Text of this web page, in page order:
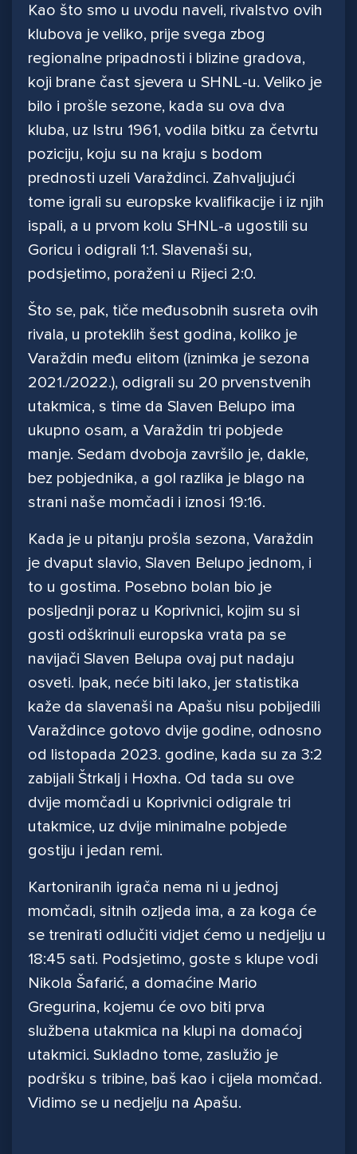
Kao što smo u uvodu naveli, rivalstvo ovih
klubova je veliko, prije svega zbog
regionalne pripadnosti i blizine gradova,
koji brane čast sjevera u SHNL-u. Veliko je
bilo i prošle sezone, kada su ova dva
kluba, uz Istru 1961, vodila bitku za četvrtu
poziciju, koju su na kraju s bodom
prednosti uzeli Varaždinci. Zahvaljujući
tome igrali su europske kvalifikacije i iz njih
ispali, a u prvom kolu SHNL-a ugostili su
Goricu i odigrali 1:1. Slavenaši su,
podsjetimo, poraženi u Rijeci 2:0.
Što se, pak, tiče međusobnih susreta ovih
rivala, u proteklih šest godina, koliko je
Varaždin među elitom (iznimka je sezona
2021./2022.), odigrali su 20 prvenstvenih
utakmica, s time da Slaven Belupo ima
ukupno osam, a Varaždin tri pobjede
manje. Sedam dvoboja završilo je, dakle,
bez pobjednika, a gol razlika je blago na
strani naše momčadi i iznosi 19:16.
Kada je u pitanju prošla sezona, Varaždin
je dvaput slavio, Slaven Belupo jednom, i
to u gostima. Posebno bolan bio je
posljednji poraz u Koprivnici, kojim su si
gosti odškrinuli europska vrata pa se
navijači Slaven Belupa ovaj put nadaju
osveti. Ipak, neće biti lako, jer statistika
kaže da slavenaši na Apašu nisu pobijedili
Varaždince gotovo dvije godine, odnosno
od listopada 2023. godine, kada su za 3:2
zabijali Štrkalj i Hoxha. Od tada su ove
dvije momčadi u Koprivnici odigrale tri
utakmice, uz dvije minimalne pobjede
gostiju i jedan remi.
Kartoniranih igrača nema ni u jednoj
momčadi, sitnih ozljeda ima, a za koga će
se trenirati odlučiti vidjet ćemo u nedjelju u
18:45 sati. Podsjetimo, goste s klupe vodi
Nikola Šafarić, a domaćine Mario
Gregurina, kojemu će ovo biti prva
službena utakmica na klupi na domaćoj
utakmici. Sukladno tome, zaslužio je
podršku s tribine, baš kao i cijela momčad.
Vidimo se u nedjelju na Apašu.